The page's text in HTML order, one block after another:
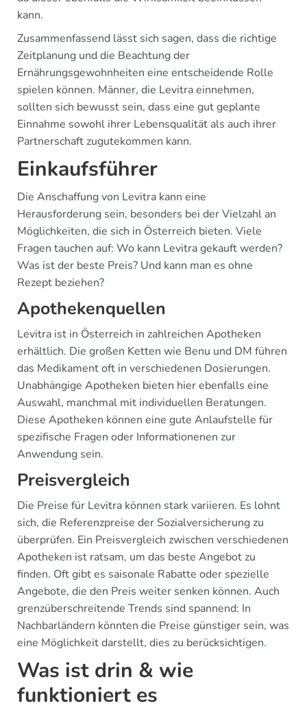
kann.
Zusammenfassend lässt sich sagen, dass die richtige
Zeitplanung und die Beachtung der
Ernährungsgewohnheiten eine entscheidende Rolle
spielen können. Männer, die Levitra einnehmen,
sollten sich bewusst sein, dass eine gut geplante
Einnahme sowohl ihrer Lebensqualität als auch ihrer
Partnerschaft zugutekommen kann.
Einkaufsführer
Die Anschaffung von Levitra kann eine
Herausforderung sein, besonders bei der Vielzahl an
Möglichkeiten, die sich in Österreich bieten. Viele
Fragen tauchen auf: Wo kann Levitra gekauft werden?
Was ist der beste Preis? Und kann man es ohne
Rezept beziehen?
Apothekenquellen
Levitra ist in Österreich in zahlreichen Apotheken
erhältlich. Die großen Ketten wie Benu und DM führen
das Medikament oft in verschiedenen Dosierungen.
Unabhängige Apotheken bieten hier ebenfalls eine
Auswahl, manchmal mit individuellen Beratungen.
Diese Apotheken können eine gute Anlaufstelle für
spezifische Fragen oder Informationenen zur
Anwendung sein.
Preisvergleich
Die Preise für Levitra können stark variieren. Es lohnt
sich, die Referenzpreise der Sozialversicherung zu
überprüfen. Ein Preisvergleich zwischen verschiedenen
Apotheken ist ratsam, um das beste Angebot zu
finden. Oft gibt es saisonale Rabatte oder spezielle
Angebote, die den Preis weiter senken können. Auch
grenzüberschreitende Trends sind spannend: In
Nachbarländern könnten die Preise günstiger sein, was
eine Möglichkeit darstellt, dies zu berücksichtigen.
Was ist drin & wie
funktioniert es